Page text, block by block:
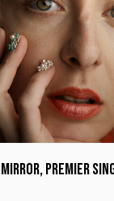
premier